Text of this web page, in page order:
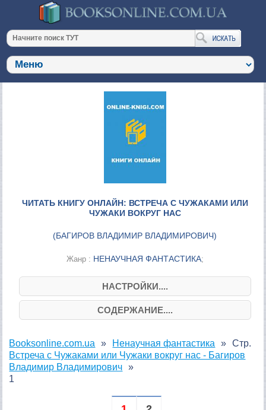
ЧИТАТЬ КНИГУ ОНЛАЙН: ВСТРЕЧА С ЧУЖАКАМИ ИЛИ
ЧУЖАКИ ВОКРУГ НАС
(БАГИРОВ ВЛАДИМИР ВЛАДИМИРОВИЧ)
Жанр : НЕНАУЧНАЯ ФАНТАСТИКА;
НАСТРОЙКИ....
СОДЕРЖАНИЕ....
Booksonline.com.ua
Ненаучная фантастика
Встреча с Чужаками или Чужаки вокруг нас - Багиров
Владимир Владимирович
Стр.
1